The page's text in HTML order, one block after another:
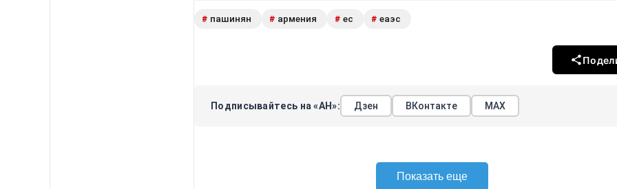
# пашинян # армения # ес # еаэс
Подписывайтесь на «АН»: Дзен ВКонтакте МАХ
Показать еще